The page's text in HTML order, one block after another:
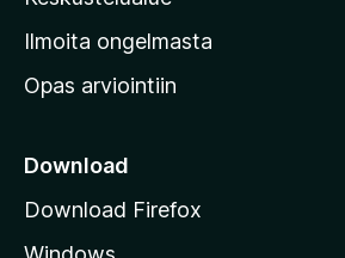
v
r
k
s
Ilmoita ongelmasta
Opas arviointiin
Download
Download Firefox